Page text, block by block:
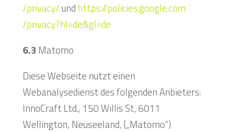
/privacy/und https://policies.google.com
/privacy?hl=de&gl=de
6.3 Matomo
Diese Webseite nutzt einen
Webanalysedienst des folgenden Anbieters:
InnoCraft Ltd., 150 Willis St, 6011
Wellington, Neuseeland, („Matomo“)